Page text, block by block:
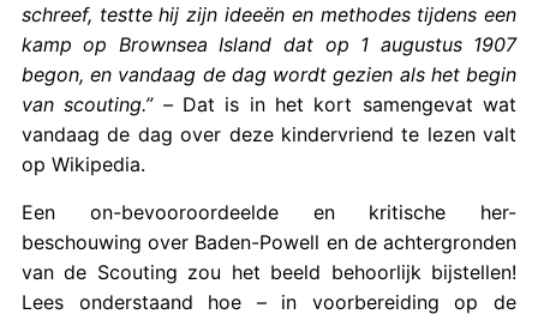
schreef, testte hij zijn ideeën en methodes tijdens een
kamp op Brownsea Island dat op 1 augustus 1907
begon, en vandaag de dag wordt gezien als het begin
van scouting.” – Dat is in het kort samengevat wat
vandaag de dag over deze kindervriend te lezen valt
op Wikipedia.
Een on-bevooroordeelde en kritische her-
beschouwing over Baden-Powell en de achtergronden
van de Scouting zou het beeld behoorlijk bijstellen!
Lees onderstaand hoe – in voorbereiding op de